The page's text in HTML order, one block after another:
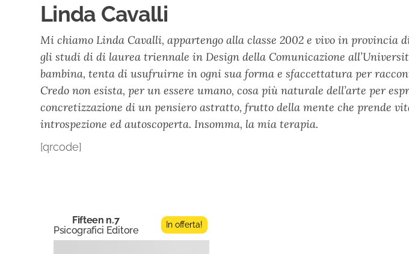
Linda Cavalli
Mi chiamo Linda Cavalli, appartengo alla classe 2002 e vivo in
gli studi di di laurea triennale in Design della Comunicazione
bambina, tenta di usufruirne in ogni sua forma e sfaccettatura per
Credo non esista, per un essere umano, cosa più naturale dell’arte per
concretizzazione di un pensiero astratto, frutto della mente che prende
introspezione ed autoscoperta. Insomma, la mia terapia.
[qrcode]
Fifteen n.7
Psicografici Editore
In offerta!